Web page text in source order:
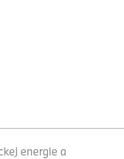
energie a